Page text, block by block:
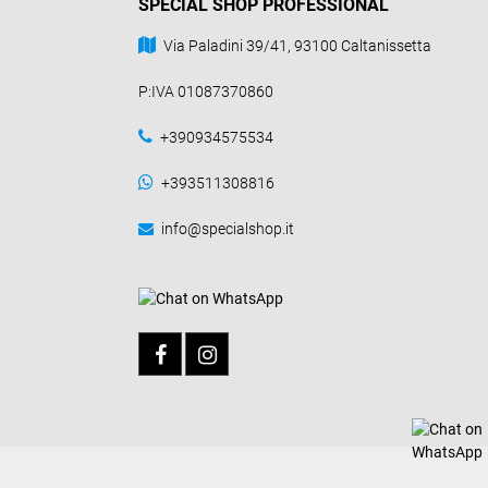
SPECIAL SHOP PROFESSIONAL
Via Paladini 39/41, 93100 Caltanissetta
P:IVA 01087370860
+390934575534
+393511308816
info@specialshop.it